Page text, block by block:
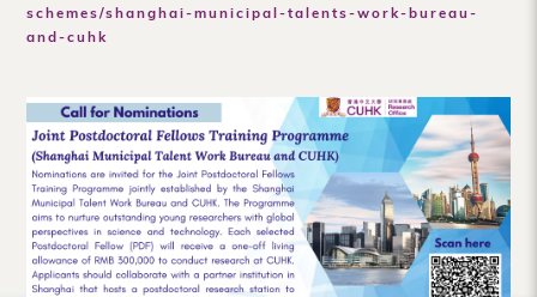
schemes/shanghai-municipal-talents-work-bureau-
and-cuhk